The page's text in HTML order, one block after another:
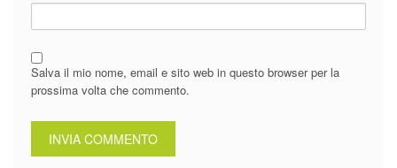
Salva il mio nome, email e sito web in questo browser per la
prossima volta che commento.